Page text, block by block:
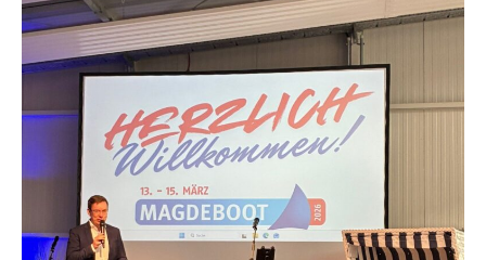
der
MAGDEBOOT
2026
25
Bootsmesse
Magdeburg